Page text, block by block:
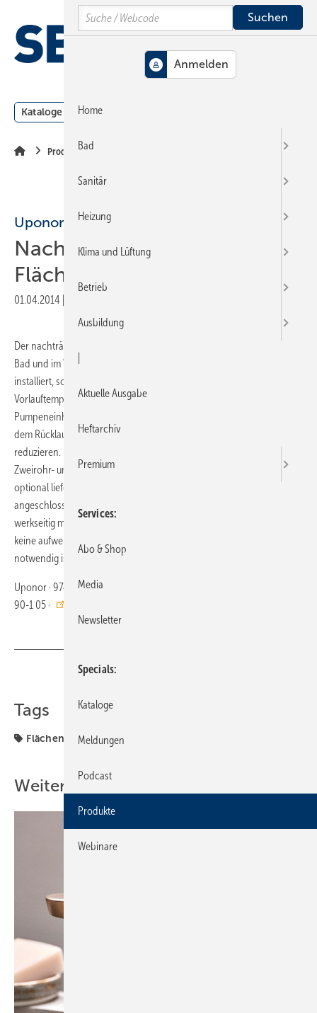
Hauptinhalt
Hauptmenü
SiteSearch
Kataloge Meldungen
Produkte
Uponor
Nachrüsteinheit für
Flächenheizungen
01.04.2014
Der nachträgliche Einbau einer Flächenheizung bringt vor allem im
Bad und im Wohnbereich mehr Komfort. Sind zusätzlich Heizkörper
installiert, so lassen sich die erforderlichen hohen
Vorlauftemperaturen (bis 90 °C) mit der Regelungs- und
Pumpeneinheit Fluvia T Push-12 durch Beimischung von Wasser aus
dem Rücklauf für den Betrieb einer Niedertemperaturheizung
reduzieren. Eine Einheit regelt bis zu 30m
Zweirohr- und Einrohrsysteme angeschlossen werden. Mit dem
optional lieferbaren Y-Verbindungsstück kann die Anzahl der
angeschlossenen Heizkreise erweitert werden. Die Einheit ist
werkseitig mit einer Schall- und Wärmedämmung ausgestattet, sodass
keine aufwendige Dämmung an schwer zugänglichen Stellen
notwendig ist.
Uponor · 97437 Haßfurt · Telefon (0 95 21) 6 90-0 · Telefax (0 95 21) 6
90-1 05 ·
Tags
Flächenheizung Produkte
Weitere Inhalte
Search
Home
Bad
Sanitär
Heizung
Klima und Lüftung
Betrieb
Ausbildung
Aktuelle Ausgabe
Heftarchiv
Premium
Services
Abo & Shop
Media
Newsletter
Specials
Kataloge
Meldungen
Podcast
Produkte
Webinare